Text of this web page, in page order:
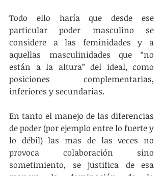
Todo ello haría que desde ese
particular poder masculino se
considere a las feminidades y a
aquellas masculinidades que “no
están a la altura” del ideal, como
posiciones complementarias,
inferiores y secundarias.
En tanto el manejo de las diferencias
de poder (por ejemplo entre lo fuerte y
lo débil) las mas de las veces no
provoca colaboración sino
sometimiento, se justifica de esa